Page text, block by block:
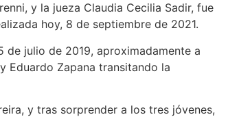
y la jueza Claudia Cecilia Sadir, fue
hoy, 8 de septiembre de 2021.
julio de 2019, aproximadamente a
Eduardo Zapana transitando la
y tras sorprender a los tres jóvenes,